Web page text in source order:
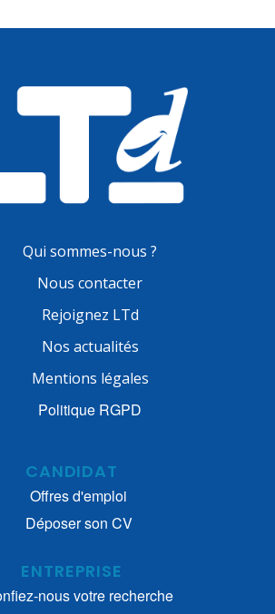
Qui sommes-nous ?
Nous contacter
Rejoignez LTd
Nos actualités
Mentions légales
Politique RGPD
CANDIDAT
Offres d'emploi
Déposer son CV
ENTREPRISE
nous votre recherche